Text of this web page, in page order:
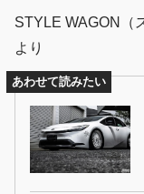
STYLE WAGON（
より
あわせて読みたい